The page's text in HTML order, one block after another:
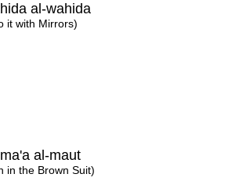
al-wahida
it with Mirrors)
al-maut
in the Brown Suit)